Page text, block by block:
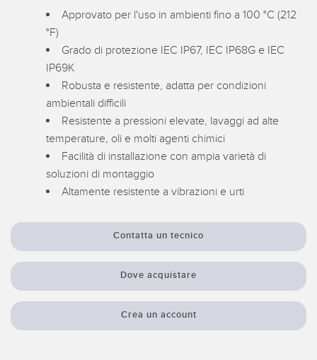
SOFTWARE
Software di configurazione dei sensori wireless
Software interfaccia utente sensore
TECNOLOGIA
Sensori con IO-Link
Approvato per l'uso in ambienti fino a 100 °C (212
°F)
Grado di protezione IEC IP67, IEC IP68G e IEC
IP69K
Robusta e resistente, adatta per condizioni
ambientali difficili
Resistente a pressioni elevate, lavaggi ad alte
temperature, oli e molti agenti chimici
Facilità di installazione con ampia varietà di
soluzioni di montaggio
Altamente resistente a vibrazioni e urti
Contatta un tecnico
Dove acquistare
Crea un account